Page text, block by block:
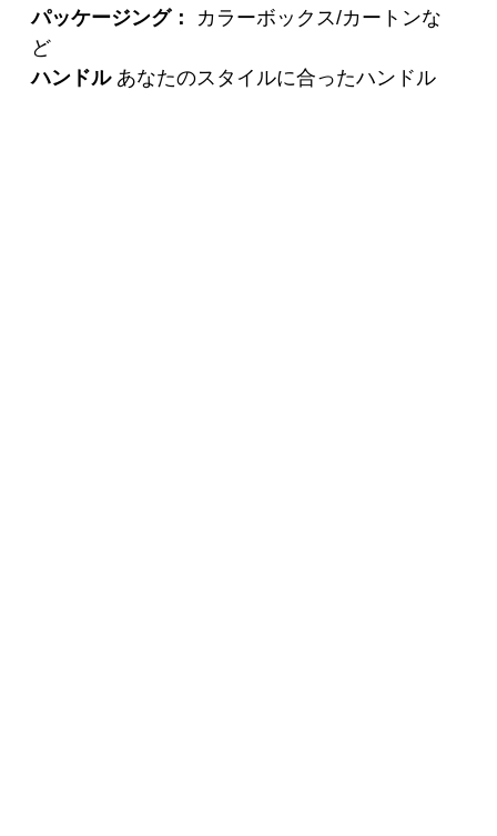
パッケージング：
カラーボックス/カートンな
ど
ハンドル あなたのスタイルに合ったハンドル